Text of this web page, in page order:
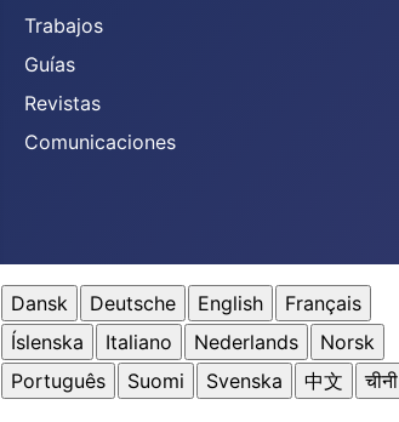
Trabajos
Guías
Revistas
Comunicaciones